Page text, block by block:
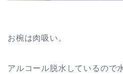
お椀は肉吸い。
アルコール脱水しているので